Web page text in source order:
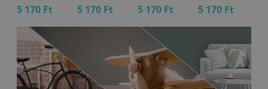
5 170 Ft 5 170 Ft 5 170 Ft 5 170 Ft